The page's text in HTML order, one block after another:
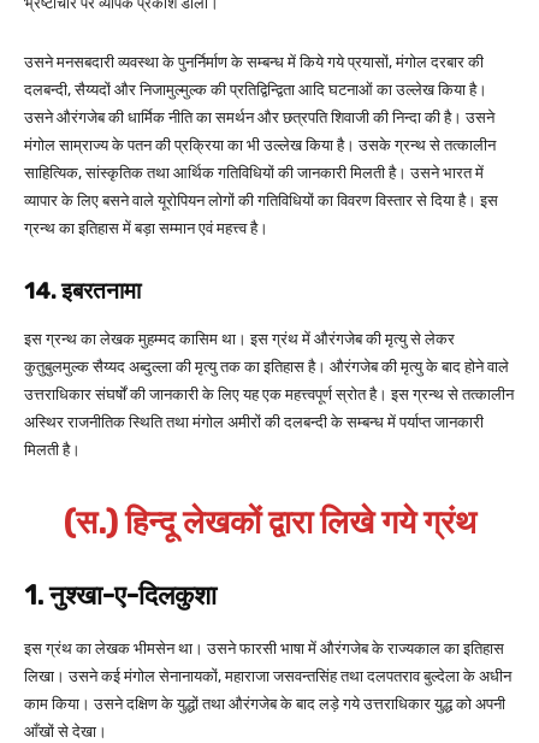
उसने मनसबदारी व्यवस्था के पुनर्निर्माण के सम्बन्ध में किये गये प्रयासों, मंगोल दरबार की
दलबन्दी, सैय्यदों और निजामुल्मुल्क की प्रतिद्विन्द्विता आदि घटनाओं का उल्लेख किया है।
उसने औरंगजेब की धार्मिक नीति का समर्थन और छत्रपति शिवाजी की निन्दा की है। उसने
मंगोल साम्राज्य के पतन की प्रक्रिया का भी उल्लेख किया है। उसके ग्रन्थ से तत्कालीन
साहित्यिक, सांस्कृतिक तथा आर्थिक गतिविधियों की जानकारी मिलती है। उसने भारत में
व्यापार के लिए बसने वाले यूरोपियन लोगों की गतिविधियों का विवरण विस्तार से दिया है। इस
ग्रन्थ का इतिहास में बड़ा सम्मान एवं महत्त्व है।
14. इबरतनामा
इस ग्रन्थ का लेखक मुहम्मद कासिम था। इस ग्रंथ में औरंगजेब की मृत्यु से लेकर
कुतुबुलमुल्क सैय्यद अब्दुल्ला की मृत्यु तक का इतिहास है। औरंगजेब की मृत्यु के बाद होने वाले
उत्तराधिकार संघर्षों की जानकारी के लिए यह एक महत्त्वपूर्ण स्रोत है। इस ग्रन्थ से तत्कालीन
अस्थिर राजनीतिक स्थिति तथा मंगोल अमीरों की दलबन्दी के सम्बन्ध में पर्याप्त जानकारी
मिलती है।
(स.) हिन्दू लेखकों द्वारा लिखे गये ग्रंथ
1. नुश्खा-ए-दिलकुशा
इस ग्रंथ का लेखक भीमसेन था। उसने फारसी भाषा में औरंगजेब के राज्यकाल का इतिहास
लिखा। उसने कई मंगोल सेनानायकों, महाराजा जसवन्तसिंह तथा दलपतराव बुल्देला के अधीन
काम किया। उसने दक्षिण के युद्धों तथा औरंगजेब के बाद लड़े गये उत्तराधिकार युद्ध को अपनी
आँखों से देखा।